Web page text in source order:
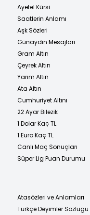
Ayetel Kürsi
Saatlerin Anlamı
Aşk Sözleri
Günaydın Mesajları
Gram Altın
Çeyrek Altın
Yarım Altın
Ata Altın
Cumhuriyet Altını
22 Ayar Bilezik
1 Dolar Kaç TL
1 Euro Kaç TL
Canlı Maç Sonuçları
Süper Lig Puan Durumu
Atasözleri ve Anlamları
Türkçe Deyimler Sözlüğü